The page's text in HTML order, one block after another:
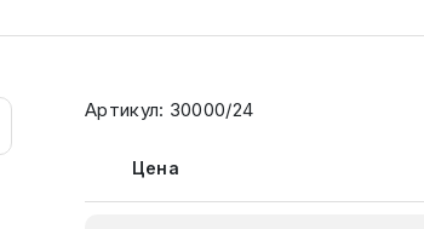
Артикул: 30000/24
Цена